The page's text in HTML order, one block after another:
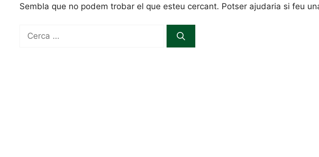
Sembla que no podem trobar el que esteu cercant. Potser ajudaria si feu
Cerca: